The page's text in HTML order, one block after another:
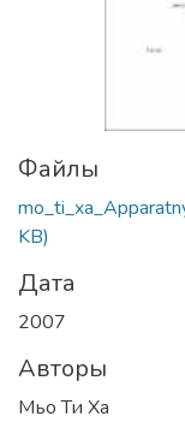
Файлы
KB)
Дата
2007
Авторы
Мьо Ти Ха